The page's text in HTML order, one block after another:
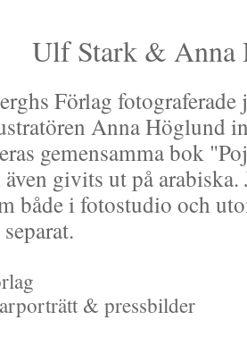
Ulf Stark & Anna
Förlag fotograferade
Anna Höglund
gemensamma bok
givits ut på arabiska.
både i fotostudio och
& pressbilder